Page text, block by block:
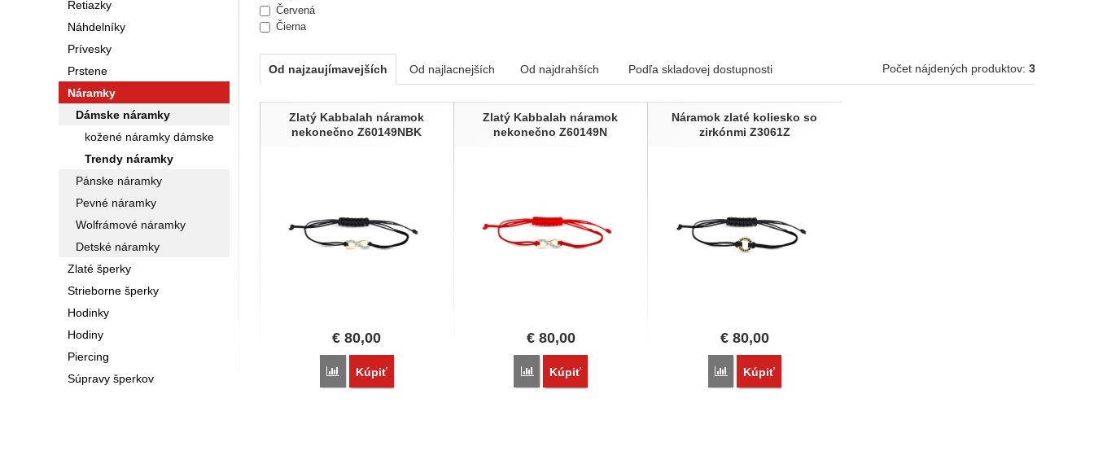
Červená
Čierna
Od najzaujímavejších Od najlacnejších Od najdrahších Podľa skladovej dostupnosti Počet nájdených produktov: 3
Produkty
Zlatý Kabbalah náramok
nekonečno Z60149NBK
€ 80,00
Porovnať
Kúpiť
Zlatý Kabbalah náramok
nekonečno Z60149N
€80,00
Porovnať
Kúpiť
Náramok zlaté koliesko so
zirkónmi Z3061Z
€80,00
Porovnať
Kúpiť
Retiazky
Náhdelníky
Prívesky
Prstene
Náramky
Dámske náramky
kožené náramky dámske
Trendy náramky
Pánske náramky
Pevné náramky
Wolfrámové náramky
Detské náramky
Zlaté šperky
Strieborne šperky
Hodinky
Hodiny
Piercing
Súpravy šperkov